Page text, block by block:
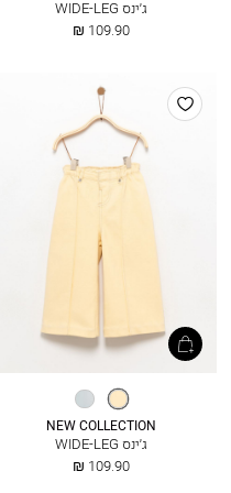
ג׳ינס WIDE-LEG
החל
109.90 ₪
הוסף
למועדפים
בננה ג׳ינס
בהיר
NEW COLLECTION
ג׳ינס WIDE-LEG
החל
109.90 ₪